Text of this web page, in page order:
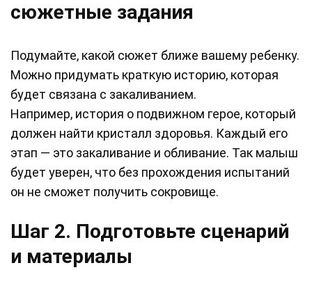
сюжетные задания
Подумайте, какой сюжет ближе вашему ребенку.
Можно придумать краткую историю, которая
будет связана с закаливанием.
Например, история о подвижном герое, который
должен найти кристалл здоровья. Каждый его
этап — это закаливание и обливание. Так малыш
будет уверен, что без прохождения испытаний
он не сможет получить сокровище.
Шаг 2. Подготовьте сценарий
и материалы